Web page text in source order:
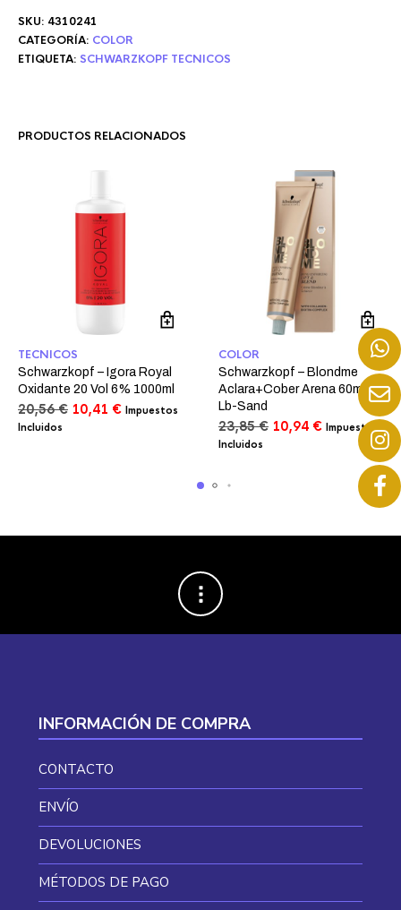
SKU: 4310241
CATEGORÍA: COLOR
ETIQUETA: SCHWARZKOPF TECNICOS
PRODUCTOS RELACIONADOS
TECNICOS
Schwarzkopf – Igora Royal
Oxidante 20 Vol 6% 1000ml
20,56€ El
10,41 €ElImpuestos
Incluidos
COLOR
Schwarzkopf – Blondme
Aclara+Cober Arena 60ml
Lb-Sand
23,85€ El
10,94 €El
precio
actual
10,94 €.
Impuestos
Incluidos
INFORMACIÓN DE COMPRA
CONTACTO
ENVÍO
DEVOLUCIONES
MÉTODOS DE PAGO